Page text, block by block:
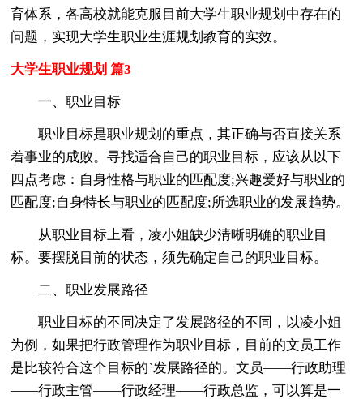
育体系，各高校就能克服目前大学生职业规划中存在的
问题，实现大学生职业生涯规划教育的实效。
大学生职业规划 篇3
一、职业目标
职业目标是职业规划的重点，其正确与否直接关系
着事业的成败。寻找适合自己的职业目标，应该从以下
四点考虑：自身性格与职业的匹配度;兴趣爱好与职业的
匹配度;自身特长与职业的匹配度;所选职业的发展趋势。
从职业目标上看，凌小姐缺少清晰明确的职业目
标。要摆脱目前的状态，须先确定自己的职业目标。
二、职业发展路径
职业目标的不同决定了发展路径的不同，以凌小姐
为例，如果把行政管理作为职业目标，目前的文员工作
是比较符合这个目标的`发展路径的。文员——行政助理
——行政主管——行政经理——行政总监，可以算是一